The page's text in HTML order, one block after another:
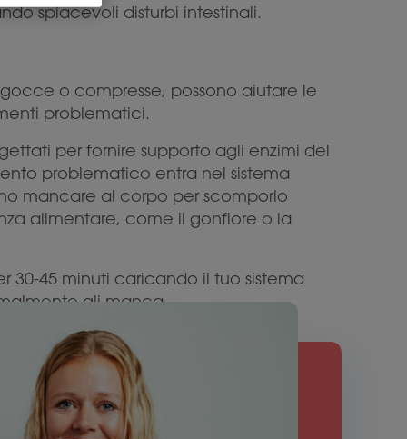
spiacevoli disturbi intestinali.
o compresse, possono aiutare le
problematici.
per fornire supporto agli enzimi del
problematico entra nel sistema
mancare al corpo per scomporlo
alimentare, come il gonfiore o la
30-45 minuti caricando il tuo sistema
gli manca.